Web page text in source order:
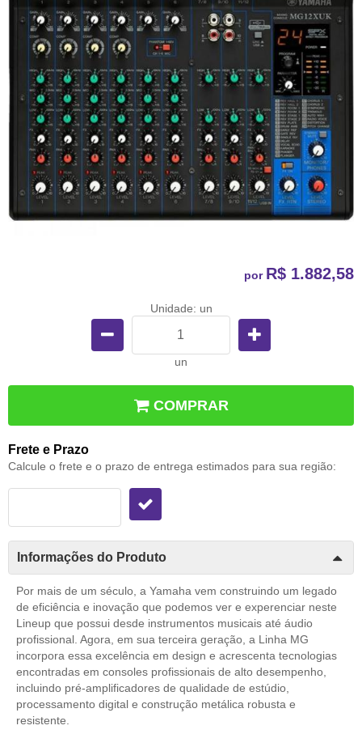
por R$ 1.882,58
Unidade: un
un
COMPRAR
Frete e Prazo
Calcule o frete e o prazo de entrega estimados para sua região:
Informações do Produto
Por mais de um século, a Yamaha vem construindo um legado
de eficiência e inovação que podemos ver e experenciar neste
Lineup que possui desde instrumentos musicais até áudio
profissional. Agora, em sua terceira geração, a Linha MG
incorpora essa excelência em design e acrescenta tecnologias
encontradas em consoles profissionais de alto desempenho,
incluindo pré-amplificadores de qualidade de estúdio,
processamento digital e construção metálica robusta e
resistente.